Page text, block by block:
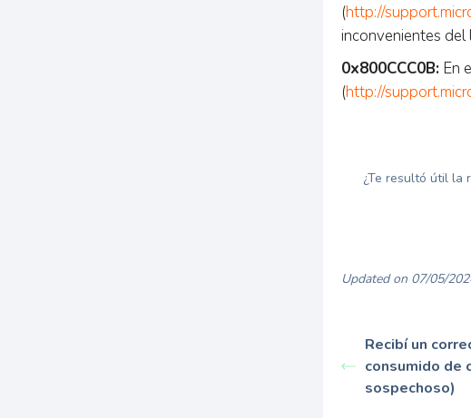
(http://
inconvenientes del
0x800CCC0B:En
(http://
¿Te resultó útil la
Updated on 07/05/
Recibí un
consumido de
sospechoso)